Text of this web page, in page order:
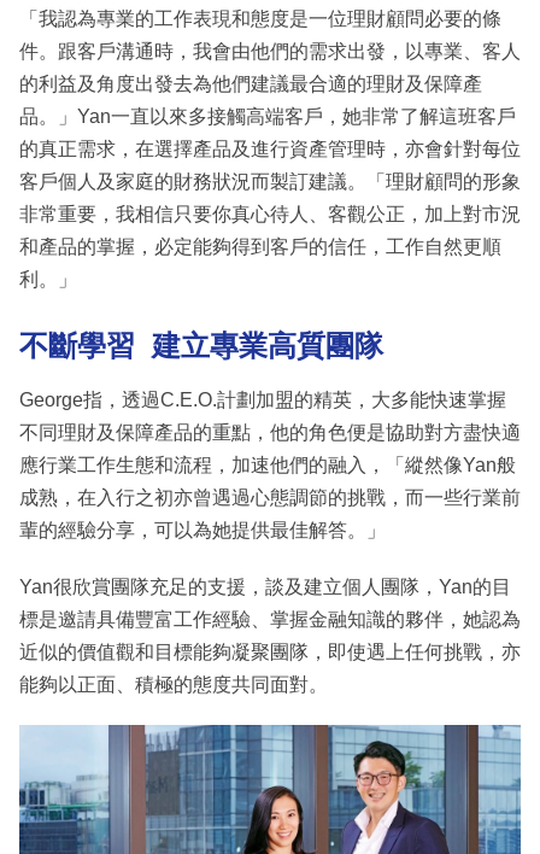
「我認為專業的工作表現和態度是一位理財顧問必要的條
件。跟客戶溝通時，我會由他們的需求出發，以專業、客人
的利益及角度出發去為他們建議最合適的理財及保障產
品。」Yan一直以來多接觸高端客戶，她非常了解這班客戶
的真正需求，在選擇產品及進行資產管理時，亦會針對每位
客戶個人及家庭的財務狀況而製訂建議。「理財顧問的形象
非常重要，我相信只要你真心待人、客觀公正，加上對市況
和產品的掌握，必定能夠得到客戶的信任，工作自然更順
利。」
不斷學習 建立專業高質團隊
George指，透過C.E.O.計劃加盟的精英，大多能快速掌握
不同理財及保障產品的重點，他的角色便是協助對方盡快適
應行業工作生態和流程，加速他們的融入，「縱然像Yan般
成熟，在入行之初亦曾遇過心態調節的挑戰，而一些行業前
輩的經驗分享，可以為她提供最佳解答。」
Yan很欣賞團隊充足的支援，談及建立個人團隊，Yan的目
標是邀請具備豐富工作經驗、掌握金融知識的夥伴，她認為
近似的價值觀和目標能夠凝聚團隊，即使遇上任何挑戰，亦
能夠以正面、積極的態度共同面對。